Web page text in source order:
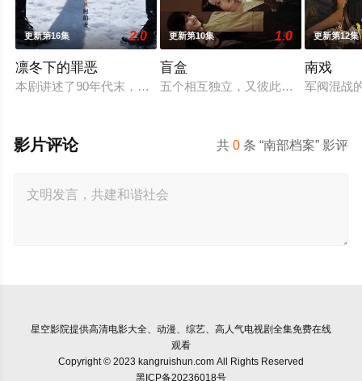
更新第16集 2.0
凛冬下的罪恶
本剧讲述了90年代末，怒河市刑侦支队在无普及监控、无DNA
更新第10集 1.0
盲盒
五个相互独立，又彼此呼应的故事
更新第12集
南戏
军阀混战
共0 条 “南部档案” 影评
影片评论
星空影院提供高清电影大全、动漫、综艺、高人气电视剧全集免费在线
观看
Copyright © 2023 kangruishun.com All Rights Reserved
黑ICP备20236018号